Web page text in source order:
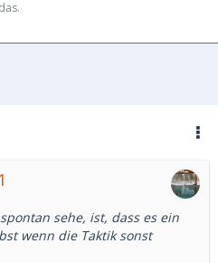
sehe, ist, dass es ein
wenn die Taktik sonst